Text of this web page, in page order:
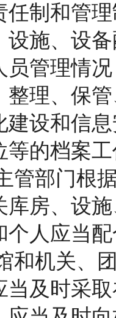
任制和管
设施、设
员管理情
整理、保
建设和信
等的档案
管部门根
库房、设
个人应当
和机关、
当及时采